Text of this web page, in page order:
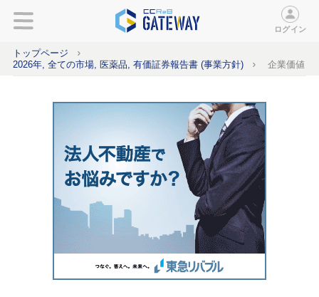
ログイン
トップページ
2026年, 全ての市場, 医薬品, 有価証券報告書 (事業方針)
企業価値